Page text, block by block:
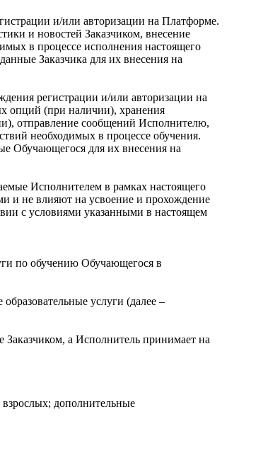
и/или авторизации на Платформе.
и новостей Заказчиком, внесение
в процессе исполнения настоящего
Заказчика для их внесения на
регистрации и/или авторизации на
опций (при наличии), хранения
отправление сообщений Исполнителю,
необходимых в процессе обучения.
Обучающегося для их внесения на
Исполнителем в рамках настоящего
и не влияют на усвоение и прохождение
с условиями указанными в настоящем
по обучению Обучающегося в
услуги (далее –
а Исполнитель принимает на
дополнительные